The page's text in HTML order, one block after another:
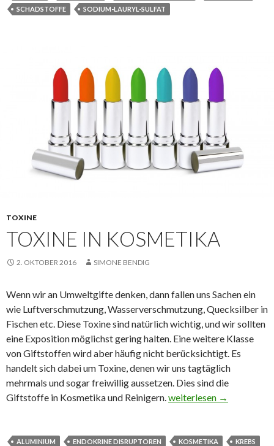
SCHADSTOFFE
SODIUM-LAURYL-SULFAT
TOXINE
TOXINE IN KOSMETIKA
2. OKTOBER 2016 SIMONE BENDIG
Wenn wir an Umweltgifte denken, dann fallen uns Sachen ein
wie Luftverschmutzung, Wasserverschmutzung, Quecksilber in
Fischen etc. Diese Toxine sind natürlich wichtig, und wir sollten
eine Exposition möglichst gering halten. Eine weitere Klasse
von Giftstoffen wird aber häufig nicht berücksichtigt. Es
handelt sich dabei um Toxine, denen wir uns tagtäglich
mehrmals und sogar freiwillig aussetzen. Dies sind die
Giftstoffe in Kosmetika und Reinigern.Toxine in Kosmetika
weiterlesen →
ALUMINIUM ENDOKRINE DISRUPTOREN KOSMETIKA
KREBS